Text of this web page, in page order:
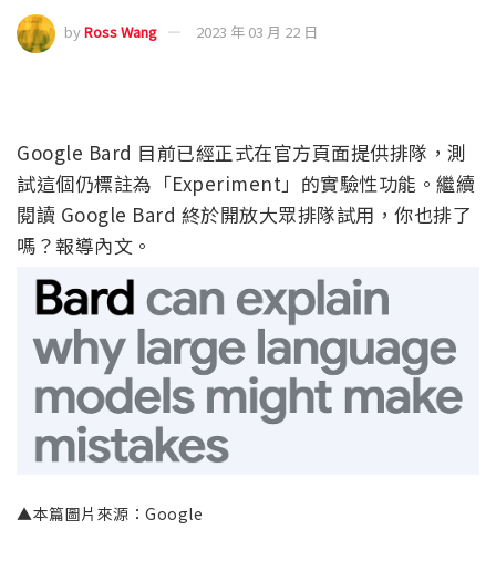
byRoss Wang 2023 年 03 月 22 日
Google Bard 目前已經正式在官方頁面提供排隊，測
試這個仍標註為「Experiment」的實驗性功能。繼續
閱讀 Google Bard 終於開放大眾排隊試用，你也排了
嗎？報導內文。
▲本篇圖片來源：Google